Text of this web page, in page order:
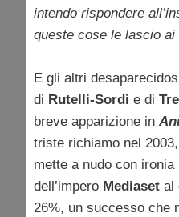
intendo rispondere
queste cose le lascio ai
E gli altri
di Rutelli-Sordi e di
breve apparizione in
triste richiamo nel
mette a nudo con
dell’impero Mediaset al
26%, un successo che